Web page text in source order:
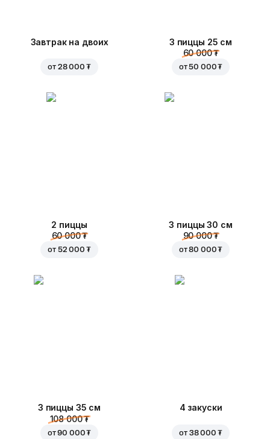
Завтрак на двоих
от 28 000 ₮
3 пиццы 25 см
60 000 ₮
от50 000 ₮
2 пиццы
60 000 ₮
от 52 000 ₮
3 пиццы 30 см
90 000 ₮
от80 000 ₮
3 пиццы 35 см
108 000 ₮
от90 000 ₮
4 закуски
от 38 000 ₮